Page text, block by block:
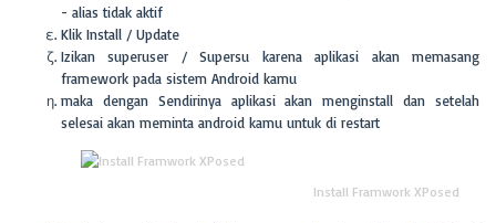
- alias tidak aktif
Klik Install / Update
Izikan superuser / Supersu karena aplikasi akan memasang
framework pada sistem Android kamu
maka dengan Sendirinya aplikasi akan menginstall dan setelah
selesai akan meminta android kamu untuk di restart
Install Framwork XPosed